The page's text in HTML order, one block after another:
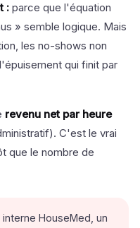
: parce que l'équation
» semble logique. Mais
les no-shows non
qui finit par
revenu net par heure
C'est le vrai
que le nombre de
HouseMed, un